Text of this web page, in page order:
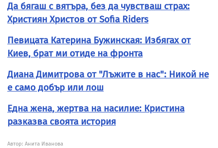
Да бягаш с вятъра, без да чувстваш страх:
Християн Христов от Sofia Riders
Певицата Катерина Бужинская: Избягах от
Киев, брат ми отиде на фронта
Диана Димитрова от "Лъжите в нас": Никой не
е само добър или лош
Една жена, жертва на насилие: Кристина
разказва своята история
Автор: Анита Иванова